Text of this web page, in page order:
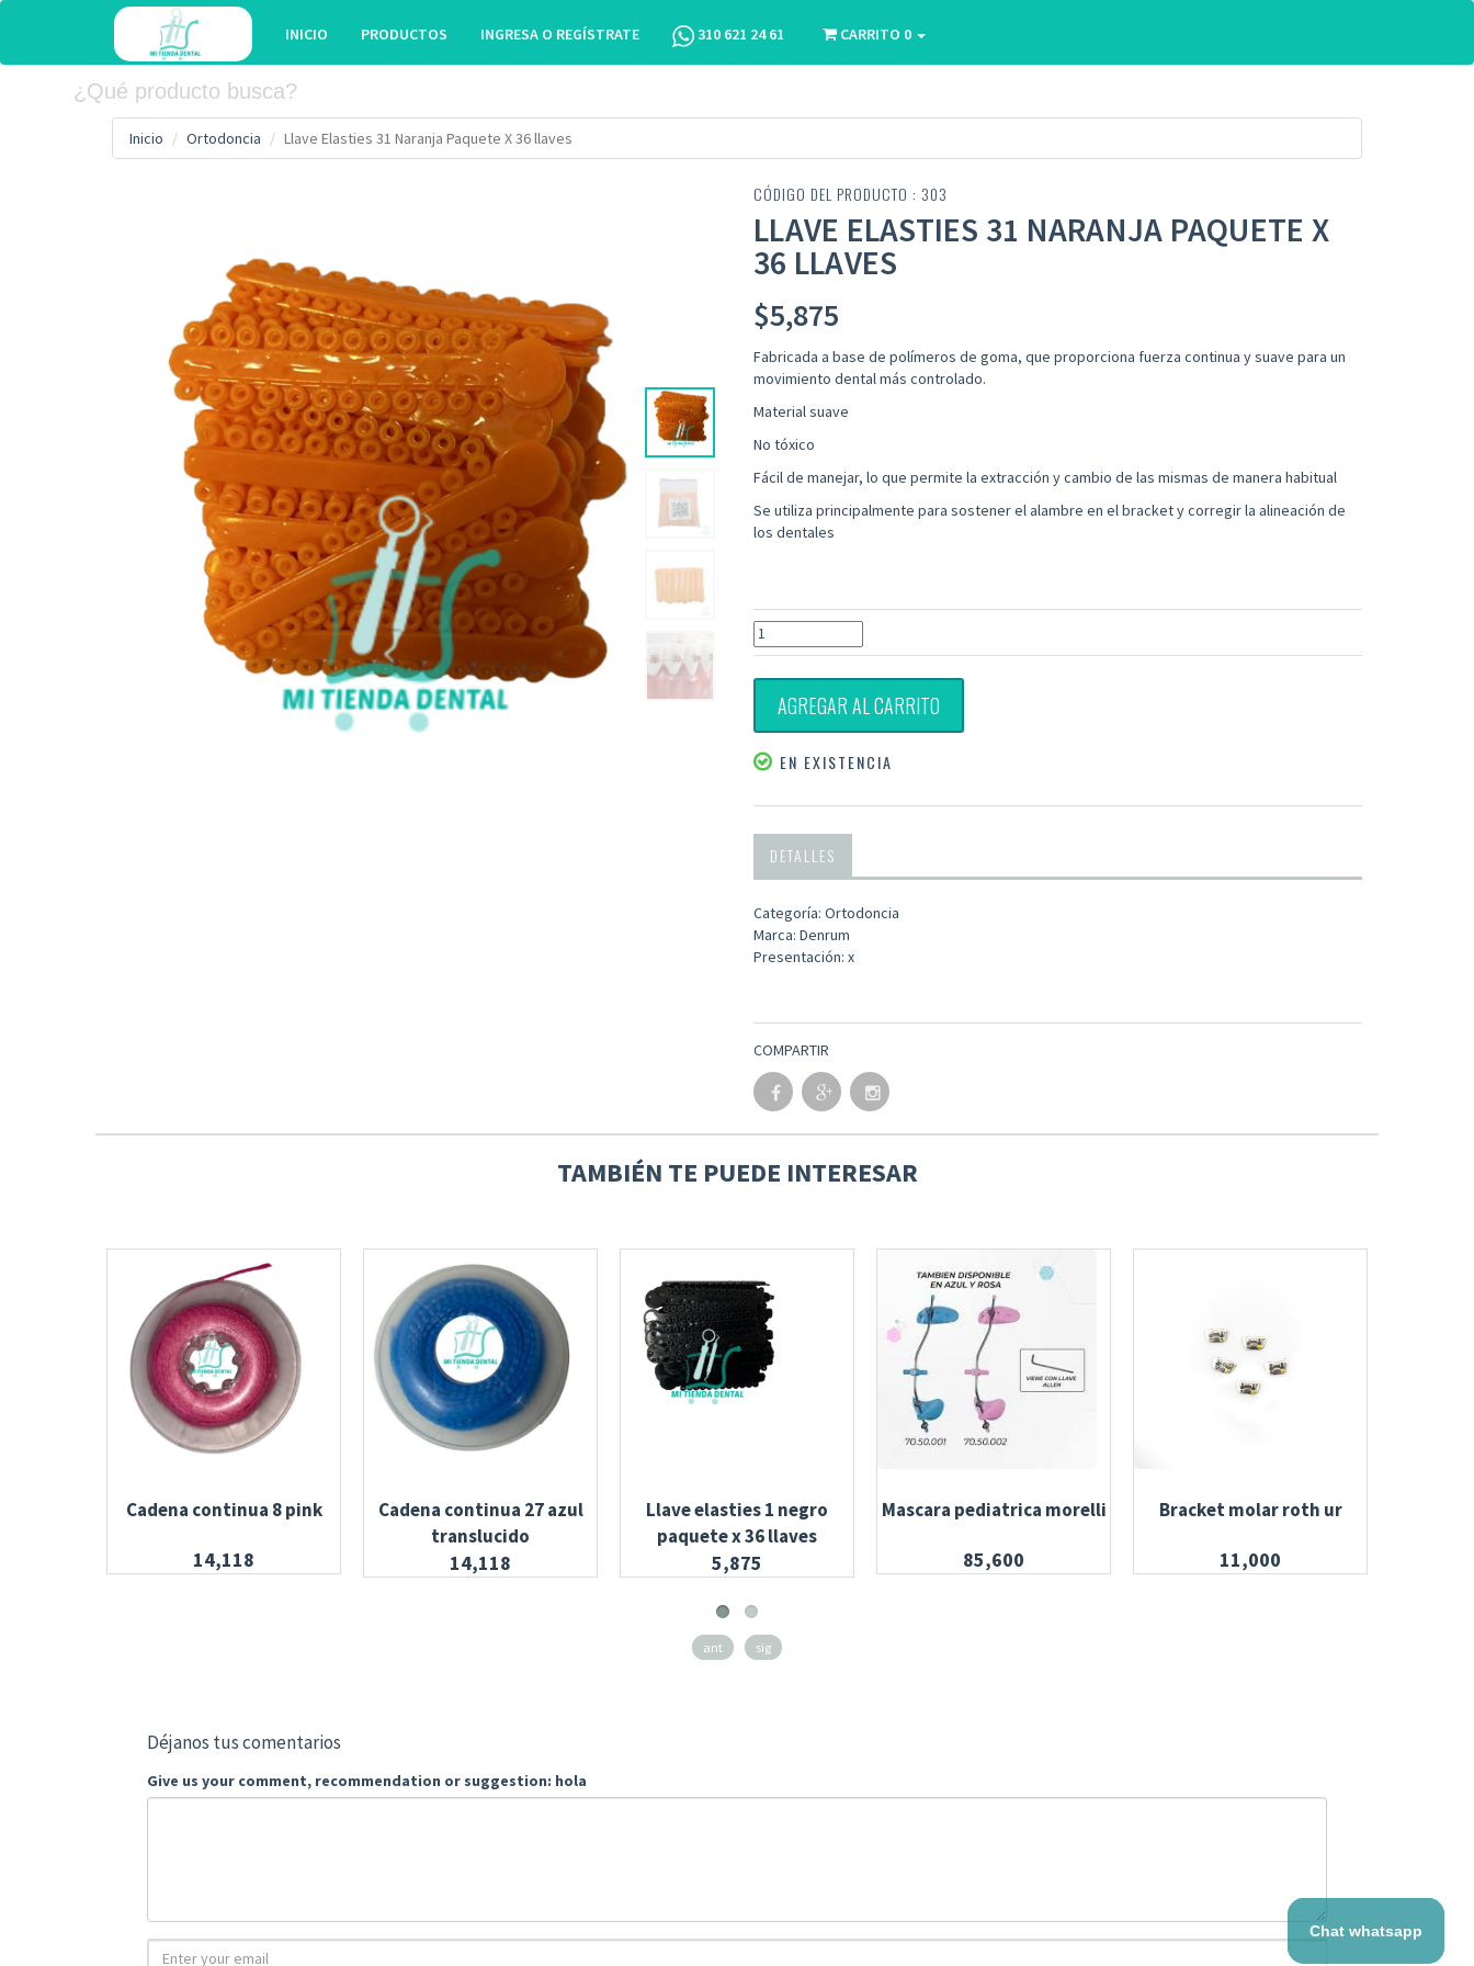
INICIO PRODUCTOS INGRESA O REGÍSTRATE 310 621 24 61 CARRITO 0
Inicio Ortodoncia Llave Elasties 31 Naranja Paquete X 36 llaves
CÓDIGO DEL PRODUCTO : 303
LLAVE ELASTIES 31 NARANJA PAQUETE X
36 LLAVES
$5,875
Fabricada a base de polímeros de goma, que proporciona fuerza continua y suave para un
movimiento dental más controlado.
Material suave
No tóxico
Fácil de manejar, lo que permite la extracción y cambio de las mismas de manera habitual
Se utiliza principalmente para sostener el alambre en el bracket y corregir la alineación de
los dentales
AGREGAR AL CARRITO
EN EXISTENCIA
DETALLES
Categoría: Ortodoncia
Marca: Denrum
Presentación: x
COMPARTIR
TAMBIÉN TE PUEDE INTERESAR
Cadena continua 8 pink
14,118
Cadena continua 27 azul
translucido
14,118
Llave elasties 1 negro
paquete x 36 llaves
5,875
Mascara pediatrica morelli
85,600
Bracket molar roth ur
11,000
ant sig
Déjanos tus comentarios
Give us your comment, recommendation or suggestion: hola
Chat whatsapp